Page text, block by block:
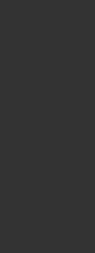
BAGGY DAD
Sleeveless Top